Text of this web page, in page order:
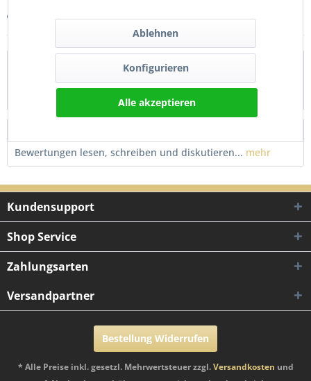
Merken Bewerten
Schutzblech Kotflügel vorne Weiß für Derbi Senda DRD X-
treme Dieses neue vordere Schutzblech...
Bewertungen lesen, schreiben und diskutieren... mehr
Kundensupport
Shop Service
Zahlungsarten
Versandpartner
Bestellung Widerrufen
* Alle Preise inkl. gesetzl. Mehrwertsteuer zzgl.Versandkosten und
Ablehnen
Konfigurieren
Alle akzeptieren